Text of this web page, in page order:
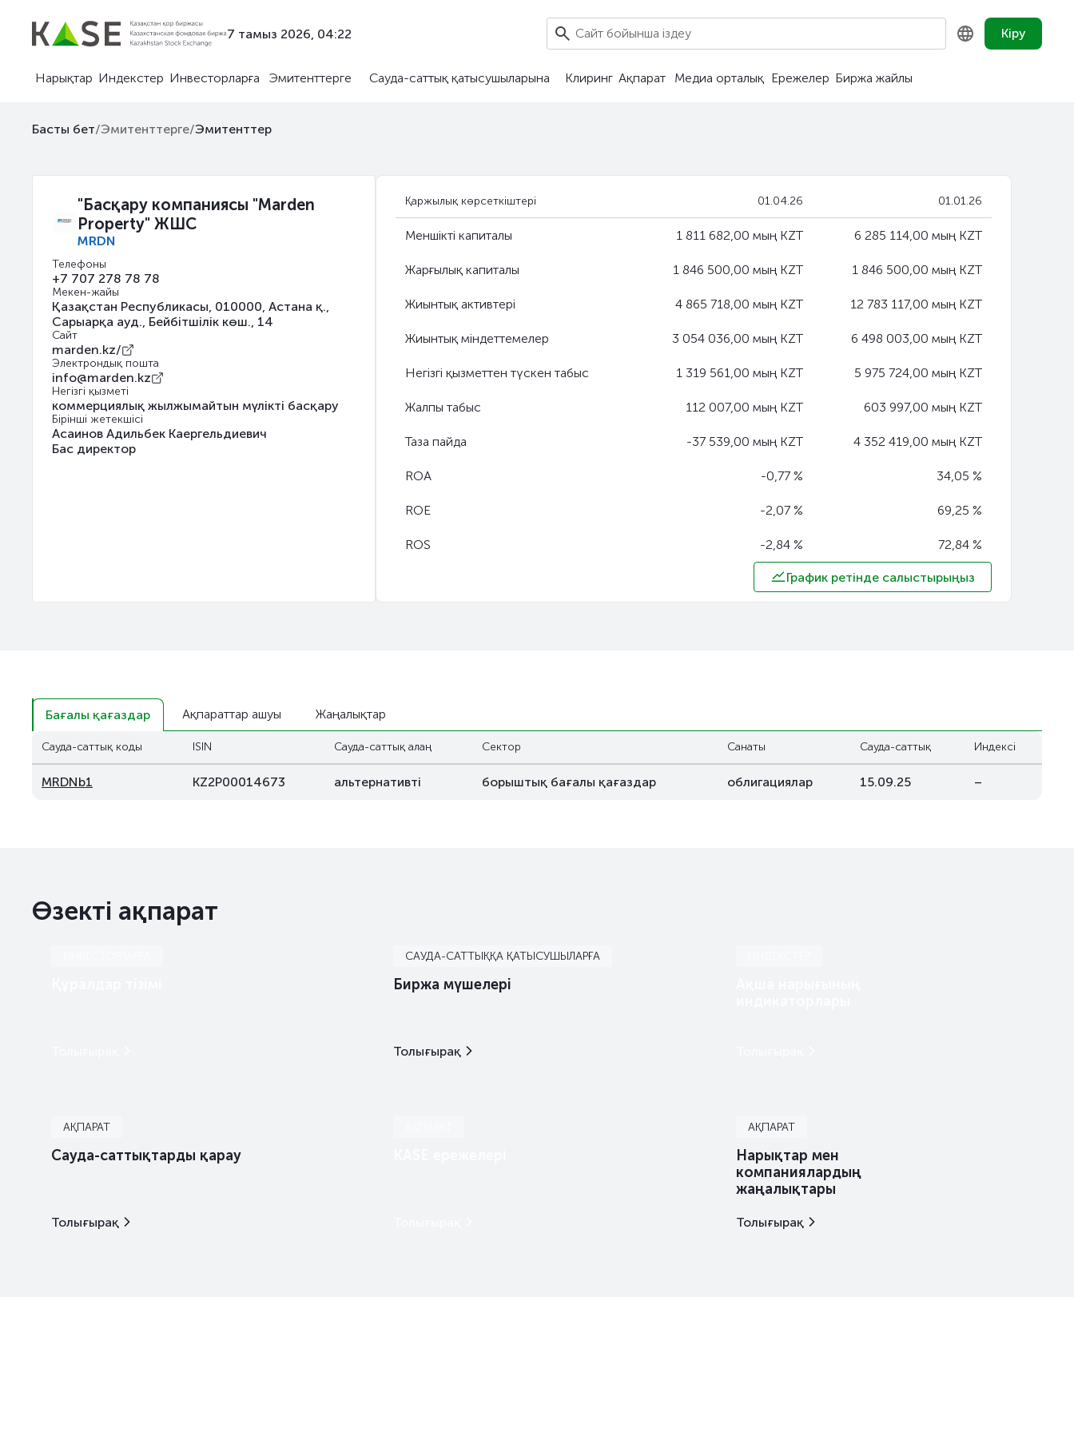
7 тамыз 2026, 04:22 Кіру
Нарықтар Индекстер Инвесторларға Эмитенттерге Сауда-саттық қатысушыларына Клиринг Ақпарат Медиа орталық Ережелер Биржа жайлы
Басты бет/Эмитенттерге/Эмитенттер
"Басқару компаниясы "Marden
Property" ЖШС
MRDN
Телефоны
+7 707 278 78 78
Мекен-жайы
Қазақстан Республикасы, 010000, Астана қ.,
Сарыарқа ауд., Бейбітшілік көш., 14
Сайт
marden.kz/
Электрондық пошта
info@marden.kz
Негізгі қызметі
коммерциялық жылжымайтын мүлікті басқару
Бірінші жетекшісі
Асаинов Адильбек Каергельдиевич
Бас директор
Қаржылық көрсеткіштері 01.04.26 01.01.26
Меншікті капиталы 1 811 682,00 мың KZT 6 285 114,00 мың KZT
Жарғылық капиталы 1 846 500,00 мың KZT 1 846 500,00 мың KZT
Жиынтық активтері 4 865 718,00 мың KZT 12 783 117,00 мың KZT
Жиынтық міндеттемелер 3 054 036,00 мың KZT 6 498 003,00 мың KZT
Негізгі қызметтен түскен табыс 1 319 561,00 мың KZT 5 975 724,00 мың KZT
Жалпы табыс 112 007,00 мың KZT 603 997,00 мың KZT
Таза пайда -37 539,00 мың KZT 4 352 419,00 мың KZT
ROA -0,77 % 34,05 %
ROE -2,07 % 69,25 %
ROS -2,84 % 72,84 %
График ретінде салыстырыңыз
Бағалы қағаздар Ақпараттар ашуы Жаңалықтар
Сауда-саттық коды ISIN Сауда-саттық алаң Сектор Санаты Сауда-саттық Индексі
MRDNb1 KZ2P00014673 альтернативті борыштық бағалы қағаздар облигациялар 15.09.25 –
Өзекті ақпарат
САУДА-САТТЫҚҚА ҚАТЫСУШЫЛАРҒА
Биржа мүшелері
Толығырақ
АҚПАРАТ
Сауда-саттықтарды қарау
Толығырақ
АҚПАРАТ
Нарықтар мен
компаниялардың
жаңалықтары
Толығырақ